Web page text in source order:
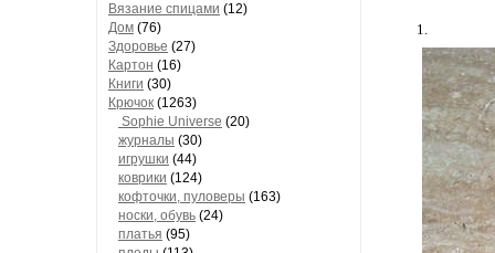
Вязание спицами (12)
Дом (76)
Здоровье (27)
Картон (16)
Книги (30)
Крючок (1263)
Sophie Universe (20)
журналы (30)
игрушки (44)
коврики (124)
кофточки, пуловеры (163)
носки, обувь (24)
платья (95)
1.